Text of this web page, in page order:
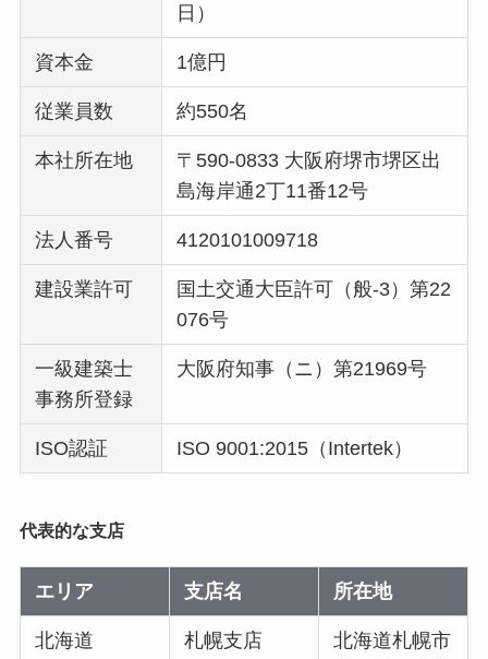
日）
資本金 1億円
従業員数 約550名
本社所在地
〒590-0833 大阪府堺市堺区出
島海岸通2丁11番12号
法人番号 4120101009718
建設業許可
国土交通大臣許可（般-3）第22
076号
一級建築士
事務所登録
大阪府知事（ニ）第21969号
ISO認証 ISO 9001:2015（Intertek）
代表的な支店
エリア 支店名 所在地
北海道 札幌支店
北海道札幌市